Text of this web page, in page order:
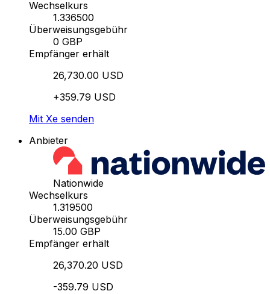
Wechselkurs
1.336500
Überweisungsgebühr
0 GBP
Empfänger erhält
26,730.00 USD
+359.79 USD
Mit Xe senden
Anbieter
Nationwide
Wechselkurs
1.319500
Überweisungsgebühr
15.00 GBP
Empfänger erhält
26,370.20 USD
-359.79 USD